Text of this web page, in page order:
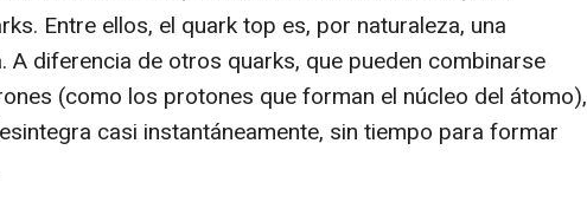
Entre ellos, el quark top es, por naturaleza, una
A diferencia de otros quarks, que pueden combinarse
(como los protones que forman el núcleo del átomo),
casi instantáneamente, sin tiempo para formar